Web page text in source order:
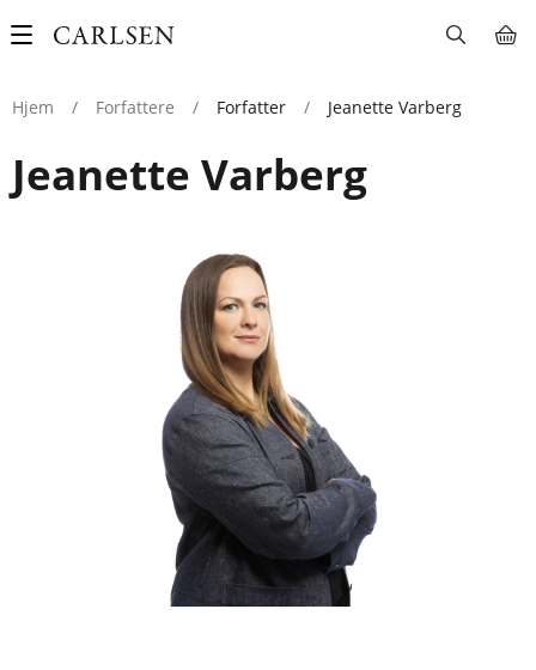
Main
Hjem
/ Forfattere / Forfatter / Jeanette Varberg
Jeanette Varberg